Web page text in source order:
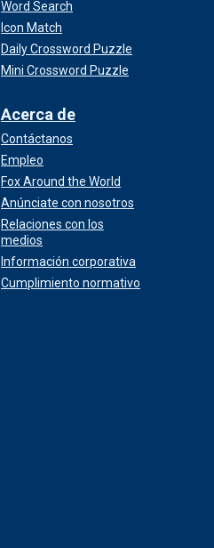
Word Search
Icon Match
Daily Crossword Puzzle
Mini Crossword Puzzle
Acerca de
Contáctanos
Empleo
Fox Around the World
Anúnciate con nosotros
Relaciones con los
medios
Información corporativa
Cumplimiento normativo